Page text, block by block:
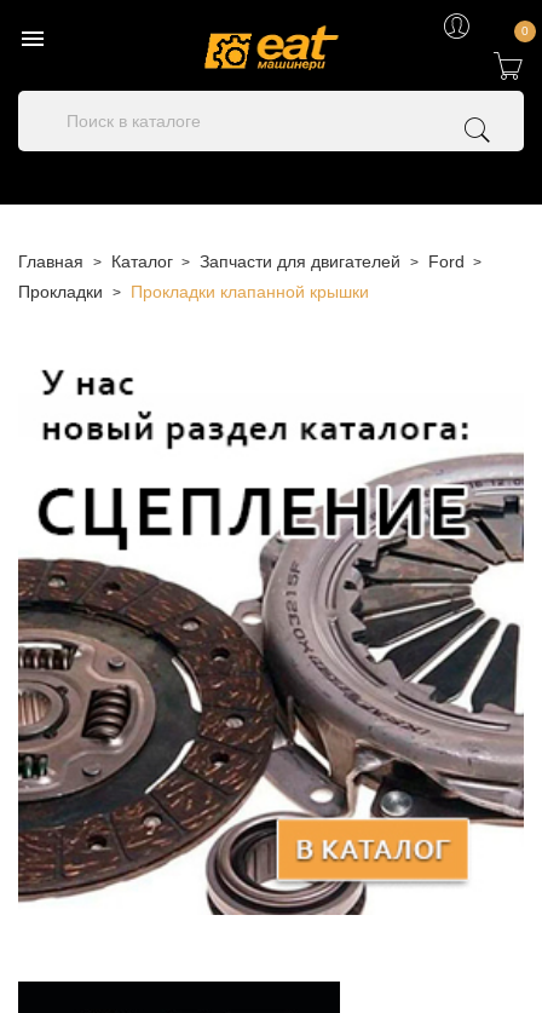
 0
Главная Каталог Запчасти для двигателей
Ford
Прокладки
Прокладки клапанной крышки